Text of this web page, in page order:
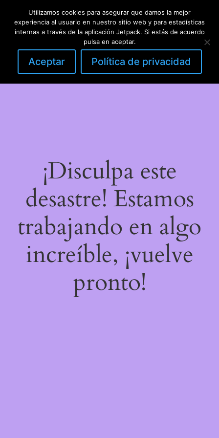
DIY con lana LinkedIn
Instagram
Facebook
Acceder
¡Disculpa este
desastre! Estamos
trabajando en algo
increíble, ¡vuelve
pronto!
Utilizamos cookies para asegurar que damos la mejor
experiencia al usuario en nuestro sitio web y para estadísticas
internas a través de la aplicación Jetpack. Si estás de acuerdo
pulsa en aceptar.
Aceptar Política de privacidad